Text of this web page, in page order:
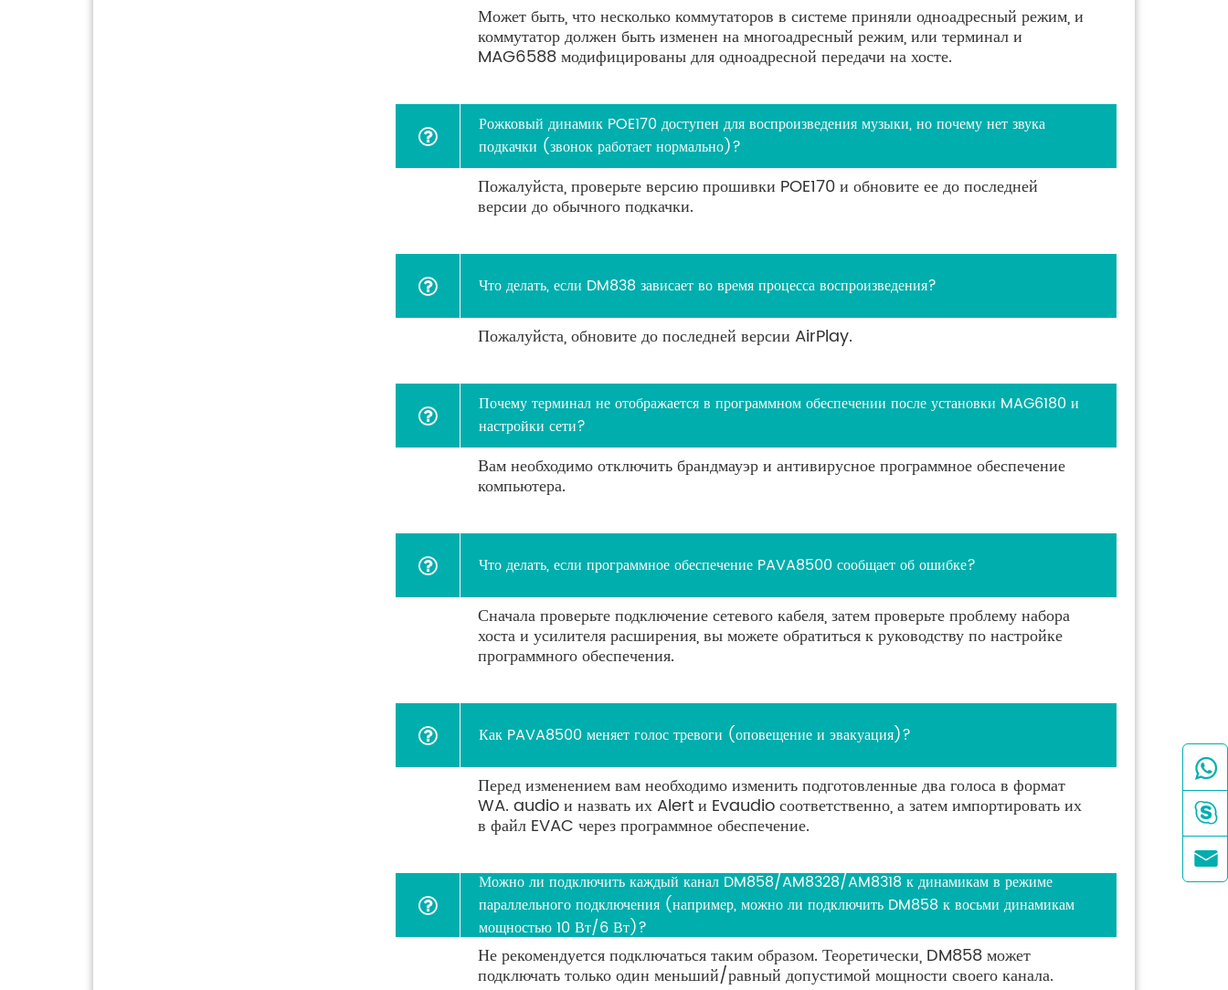
Может быть, что несколько коммутаторов в системе приняли одноадресный режим, и
коммутатор должен быть изменен на многоадресный режим, или терминал и
MAG6588 модифицированы для одноадресной передачи на хосте.
Рожковый динамик POE170 доступен для воспроизведения музыки, но почему нет звука
подкачки (звонок работает нормально)?
Пожалуйста, проверьте версию прошивки POE170 и обновите ее до последней
версии до обычного подкачки.
Что делать, если DM838 зависает во время процесса воспроизведения?
Пожалуйста, обновите до последней версии AirPlay.
Почему терминал не отображается в программном обеспечении после установки MAG6180 и
настройки сети?
Вам необходимо отключить брандмауэр и антивирусное программное обеспечение
компьютера.
Что делать, если программное обеспечение PAVA8500 сообщает об ошибке?
Сначала проверьте подключение сетевого кабеля, затем проверьте проблему набора
хоста и усилителя расширения, вы можете обратиться к руководству по настройке
программного обеспечения.
Как PAVA8500 меняет голос тревоги (оповещение и эвакуация)?
Перед изменением вам необходимо изменить подготовленные два голоса в формат
WA. audio и назвать их Alert и Evaudio соответственно, а затем импортировать их
в файл EVAC через программное обеспечение.
Можно ли подключить каждый канал DM858/AM8328/AM8318 к динамикам в режиме
параллельного подключения (например, можно ли подключить DM858 к восьми динамикам
мощностью 10 Вт/6 Вт)?
Не рекомендуется подключаться таким образом. Теоретически, DM858 может
подключать только один меньший/равный допустимой мощности своего канала.


